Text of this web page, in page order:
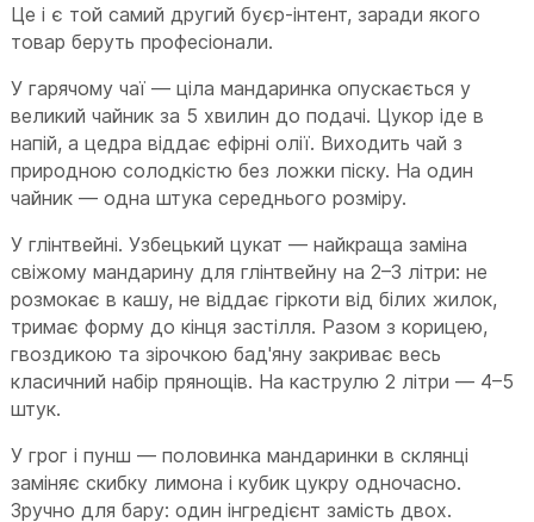
Це і є той самий другий буєр-інтент, заради якого
товар беруть професіонали.
У гарячому чаї — ціла мандаринка опускається у
великий чайник за 5 хвилин до подачі. Цукор іде в
напій, а цедра віддає ефірні олії. Виходить чай з
природною солодкістю без ложки піску. На один
чайник — одна штука середнього розміру.
У глінтвейні. Узбецький цукат — найкраща заміна
свіжому мандарину для глінтвейну на 2–3 літри: не
розмокає в кашу, не віддає гіркоти від білих жилок,
тримає форму до кінця застілля. Разом з корицею,
гвоздикою та зірочкою бад'яну закриває весь
класичний набір прянощів. На каструлю 2 літри — 4–5
штук.
У грог і пунш — половинка мандаринки в склянці
заміняє скибку лимона і кубик цукру одночасно.
Зручно для бару: один інгредієнт замість двох.